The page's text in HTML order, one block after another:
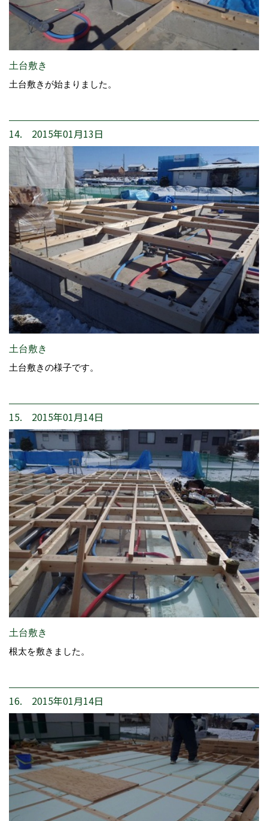
土台敷き
土台敷きが始まりました。
14. 2015年01月13日
土台敷き
土台敷きの様子です。
15. 2015年01月14日
土台敷き
根太を敷きました。
16. 2015年01月14日